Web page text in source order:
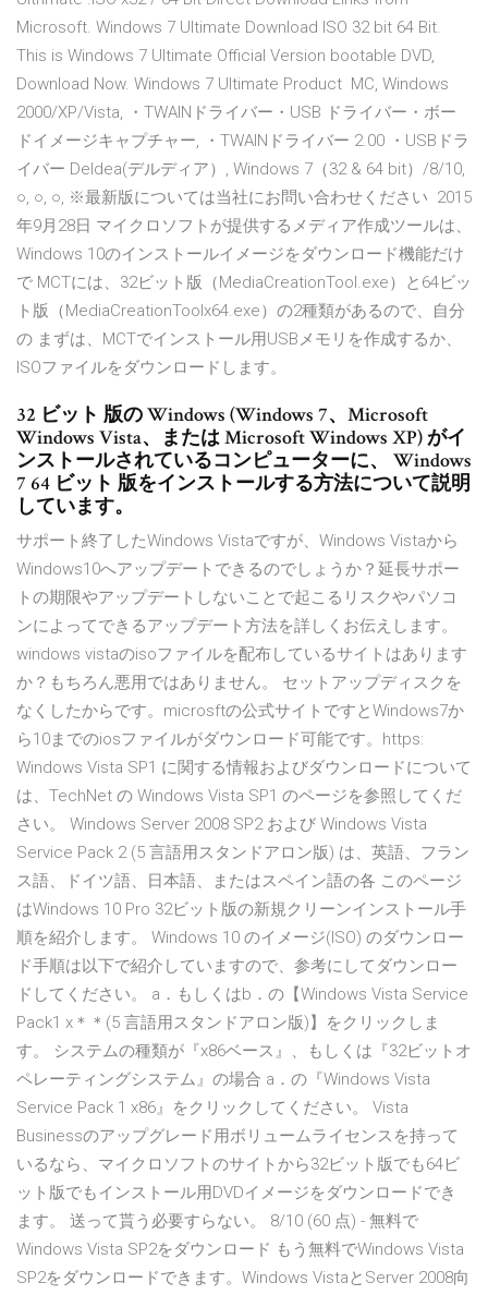
Microsoft. Windows 7 Ultimate Download ISO 32 bit 64 Bit.
This is Windows 7 Ultimate Official Version bootable DVD,
Download Now. Windows 7 Ultimate Product MC, Windows
2000/XP/Vista, ・TWAINドライバー・USB ドライバー・ボー
ドイメージキャプチャー, ・TWAINドライバー 2.00 ・USBドラ
イバー Deldea(デルディア）, Windows 7（32 & 64 bit）/8/10,
○, ○, ○, ※最新版については当社にお問い合わせください 2015
年9月28日 マイクロソフトが提供するメディア作成ツールは、
Windows 10のインストールイメージをダウンロード機能だけ
で MCTには、32ビット版（MediaCreationTool.exe）と64ビッ
ト版（MediaCreationToolx64.exe）の2種類があるので、自分
の まずは、MCTでインストール用USBメモリを作成するか、
ISOファイルをダウンロードします。
32 ビット 版の Windows (Windows 7、Microsoft
Windows Vista、または Microsoft Windows XP) がイ
ンストールされているコンピューターに、 Windows
7 64 ビット 版をインストールする方法について説明
しています。
サポート終了したWindows Vistaですが、Windows Vistaから
Windows10へアップデートできるのでしょうか？延長サポー
トの期限やアップデートしないことで起こるリスクやパソコ
ンによってできるアップデート方法を詳しくお伝えします。
windows vistaのisoファイルを配布しているサイトはあります
か？もちろん悪用ではありません。 セットアップディスクを
なくしたからです。microsftの公式サイトですとWindows7か
ら10までのiosファイルがダウンロード可能です。https:
Windows Vista SP1 に関する情報およびダウンロードについて
は、TechNet の Windows Vista SP1 のページを参照してくだ
さい。 Windows Server 2008 SP2 および Windows Vista
Service Pack 2 (5 言語用スタンドアロン版) は、英語、フラン
ス語、ドイツ語、日本語、またはスペイン語の各 このページ
はWindows 10 Pro 32ビット版の新規クリーンインストール手
順を紹介します。 Windows 10 のイメージ(ISO) のダウンロー
ド手順は以下で紹介していますので、参考にしてダウンロー
ドしてください。 a．もしくはb．の【Windows Vista Service
Pack1 x＊＊(5 言語用スタンドアロン版)】をクリックしま
す。 システムの種類が『x86ベース』、もしくは『32ビットオ
ペレーティングシステム』の場合 a．の『Windows Vista
Service Pack 1 x86』をクリックしてください。 Vista
Businessのアップグレード用ボリュームライセンスを持って
いるなら、マイクロソフトのサイトから32ビット版でも64ビ
ット版でもインストール用DVDイメージをダウンロードでき
ます。 送って貰う必要すらない。 8/10 (60 点) - 無料で
Windows Vista SP2をダウンロード もう無料でWindows Vista
SP2をダウンロードできます。Windows VistaとServer 2008向